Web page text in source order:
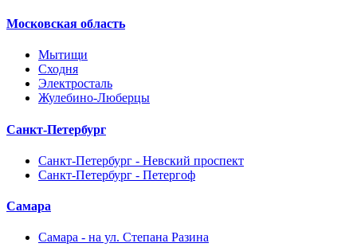
Московская область
Мытищи
Сходня
Электросталь
Жулебино-Люберцы
Санкт-Петербург
Санкт-Петербург - Невский проспект
Санкт-Петербург - Петергоф
Самара
Самара - на ул. Степана Разина